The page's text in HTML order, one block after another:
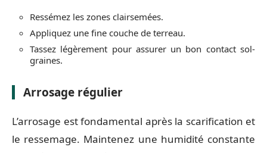
Ressémez les zones clairsemées.
Appliquez une fine couche de terreau.
Tassez légèrement pour assurer un bon contact sol-
graines.
Arrosage régulier
L’arrosage est fondamental après la scarification et
le ressemage. Maintenez une humidité constante